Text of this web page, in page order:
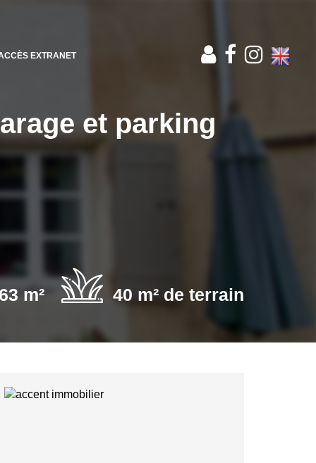
EXTRANET
et parking
m² 40 m² de terrain